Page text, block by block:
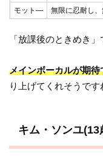
モット―
無限に忍耐し
「放課後のときめき」
メインボーカルが期
り上げてくれそうです
キム・ソンユ(13